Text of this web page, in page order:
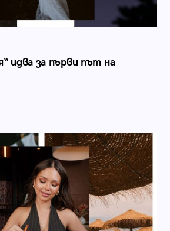
идва за първи път на